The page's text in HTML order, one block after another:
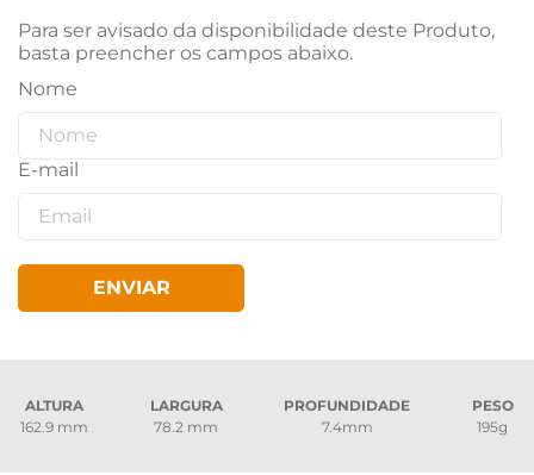
Para ser avisado da disponibilidade deste Produto,
basta preencher os campos abaixo.
ENVIAR
ALTURA
162.9 mm
LARGURA
78.2 mm
PROFUNDIDADE
7.4mm
PESO
195g